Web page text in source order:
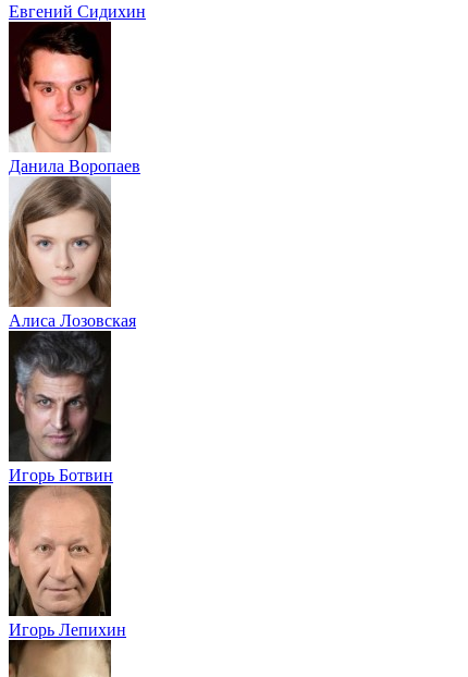
Евгений Сидихин
Данила Воропаев
Алиса Лозовская
Игорь Ботвин
Игорь Лепихин